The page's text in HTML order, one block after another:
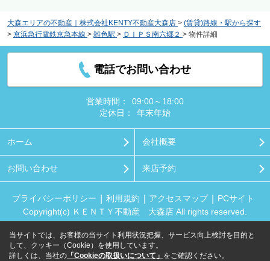
大森エリアの不動産｜株式会社KENTY不動産大森店 > (賃貸)路線・駅から探す
> 京浜急行電鉄京急本線 > 雑色駅 > ＤＩＰＳ南六郷２ > 物件詳細
電話でお問い合わせ
営業時間：
09:00～18:00
定休日：
年末年始
ホーム 会社概要
お問い合わせ 来店予約
プライバシーポリシー 利用規約 アクセスマップ
PCサイト
Copyright(c) ＫＥＮＴＹ不動産 大森店 All rights reserved.
当サイトでは、お客様の当サイト利用状況把握、サービス向上検討を目的と
して、クッキー（Cookie）を使用しています。
詳しくは、当社の 「Cookieの取扱いについて」 をご確認ください。